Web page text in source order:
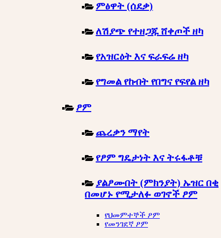
ምፅዋት (ሰደቃ)
ለሽያጭ የተዘጋጁ ሸቀጦች ዘካ
የአዝርዕት እና ፍራፍሬ ዘካ
የግመል የከብት የበግና የፍየል ዘካ
ፆም
ጨረቃን ማየት
የፆም ግዴታነት እና ትሩፋቶቹ
ያልፆሙበት (ምክንያት) ኡዝር በቂ
በመሆኑ የሚታለፉ ወገኖች ፆም
የህመምተኞች ፆም
የመንገደኛ ፆም